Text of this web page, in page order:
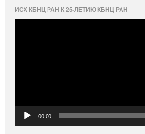
ИСХ КБНЦ РАН К 25-ЛЕТИЮ КБНЦ РАН
00:00